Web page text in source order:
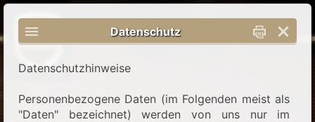
Datenschutz
Datenschutzhinweise
Personenbezogene Daten (im Folgenden meist als
"Daten" bezeichnet) werden von uns nur im